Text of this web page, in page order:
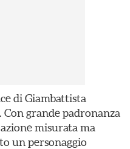
di Giambattista
grande padronanza
misurata ma
un personaggio